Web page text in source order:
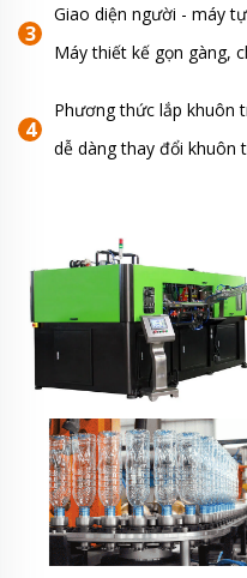
Giao diện người - máy
Máy thiết kế gọn gàng,
Phương thức lắp khuôn
dễ dàng thay đổi khuôn